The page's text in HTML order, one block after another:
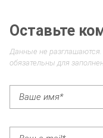
Оставьте
Данные не
обязательны для